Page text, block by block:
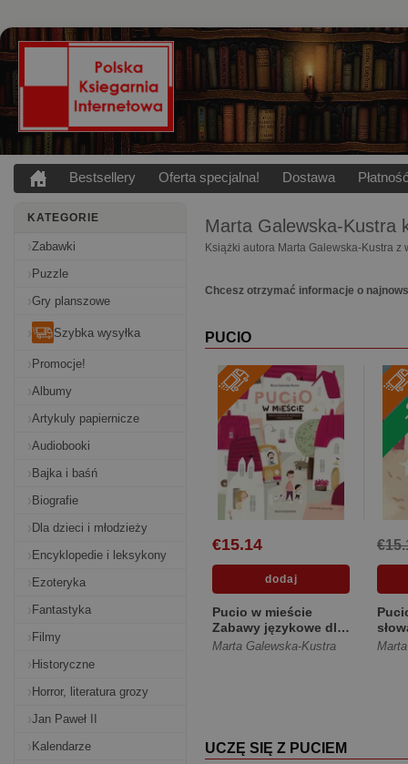
Bestsellery Oferta specjalna! Dostawa
KATEGORIE
Zabawki
Puzzle
Gry planszowe
Szybka wysyłka
Promocje!
Albumy
Artykuly papiernicze
Audiobooki
Bajka i baśń
Biografie
Dla dzieci i młodzieży
Encyklopedie i leksykony
Ezoteryka
Fantastyka
Filmy
Historyczne
Horror, literatura grozy
Jan Paweł II
Kalendarze
Marta Galewska-Kustra
Książki autora Marta Galewska-Kustra z
Chcesz otrzymać informacje o
PUCIO
€15.14
Pucio w mieście
Zabawy językowe dla
młodszych i
Marta Galewska-Kustra
UCZĘ SIĘ Z PUCIEM